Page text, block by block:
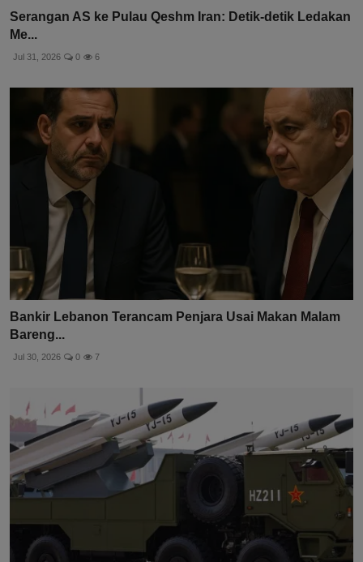
Serangan AS ke Pulau Qeshm Iran: Detik-detik Ledakan
Me...
Jul 31, 2026 0 6
Bankir Lebanon Terancam Penjara Usai Makan Malam
Bareng...
Jul 30, 2026 0 7